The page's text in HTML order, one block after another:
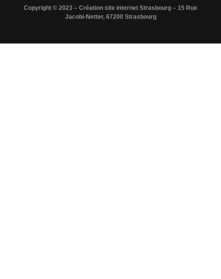
Copyright © 2023 – Création site internet Strasbourg – 15 Rue
Jacobi-Netter, 67200 Strasbourg